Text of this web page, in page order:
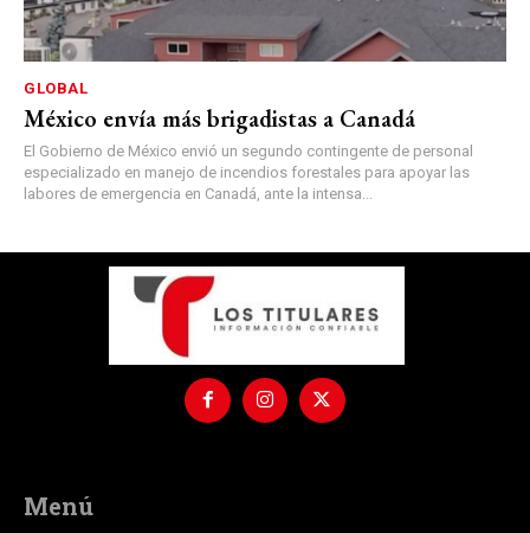
GLOBAL
México envía más brigadistas a Canadá
El Gobierno de México envió un segundo contingente de personal
especializado en manejo de incendios forestales para apoyar las
labores de emergencia en Canadá, ante la intensa...
Menú